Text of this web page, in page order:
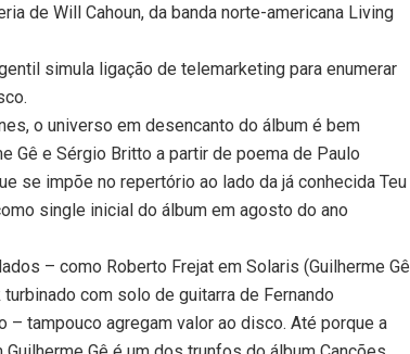
de Will Cahoun, da banda norte-americana Living
simula ligação de telemarketing para enumerar
o universo em desencanto do álbum é bem
Gê e Sérgio Britto a partir de poema de Paulo
se impõe no repertório ao lado da já conhecida Teu
single inicial do álbum em agosto do ano
– como Roberto Frejat em Solaris (Guilherme Gê
com solo de guitarra de Fernando
– tampouco agregam valor ao disco. Até porque a